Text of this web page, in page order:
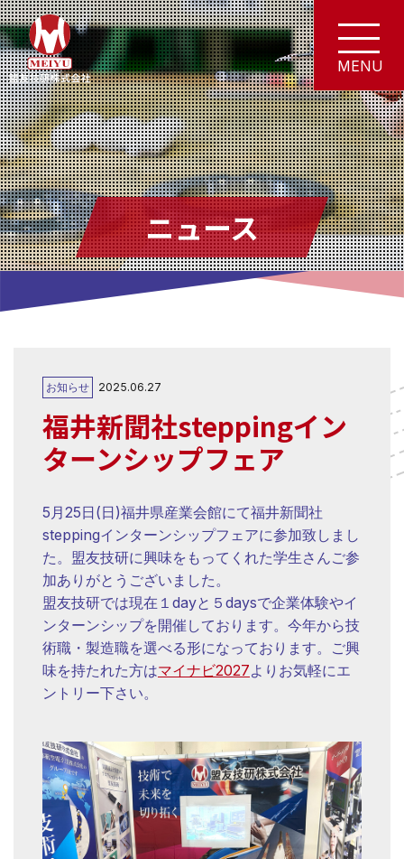
ニュース
お知らせ 2025.06.27
福井新聞社steppingイン
ターンシップフェア
5月25日(日)福井県産業会館にて福井新聞社
steppingインターンシップフェアに参加致しまし
た。盟友技研に興味をもってくれた学生さんご参
加ありがとうございました。
盟友技研では現在１dayと５daysで企業体験やイ
ンターンシップを開催しております。今年から技
術職・製造職を選べる形になっております。ご興
味を持たれた方はマイナビ2027よりお気軽にエ
ントリー下さい。